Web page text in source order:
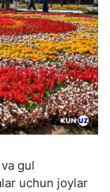
gul
uchun joylar